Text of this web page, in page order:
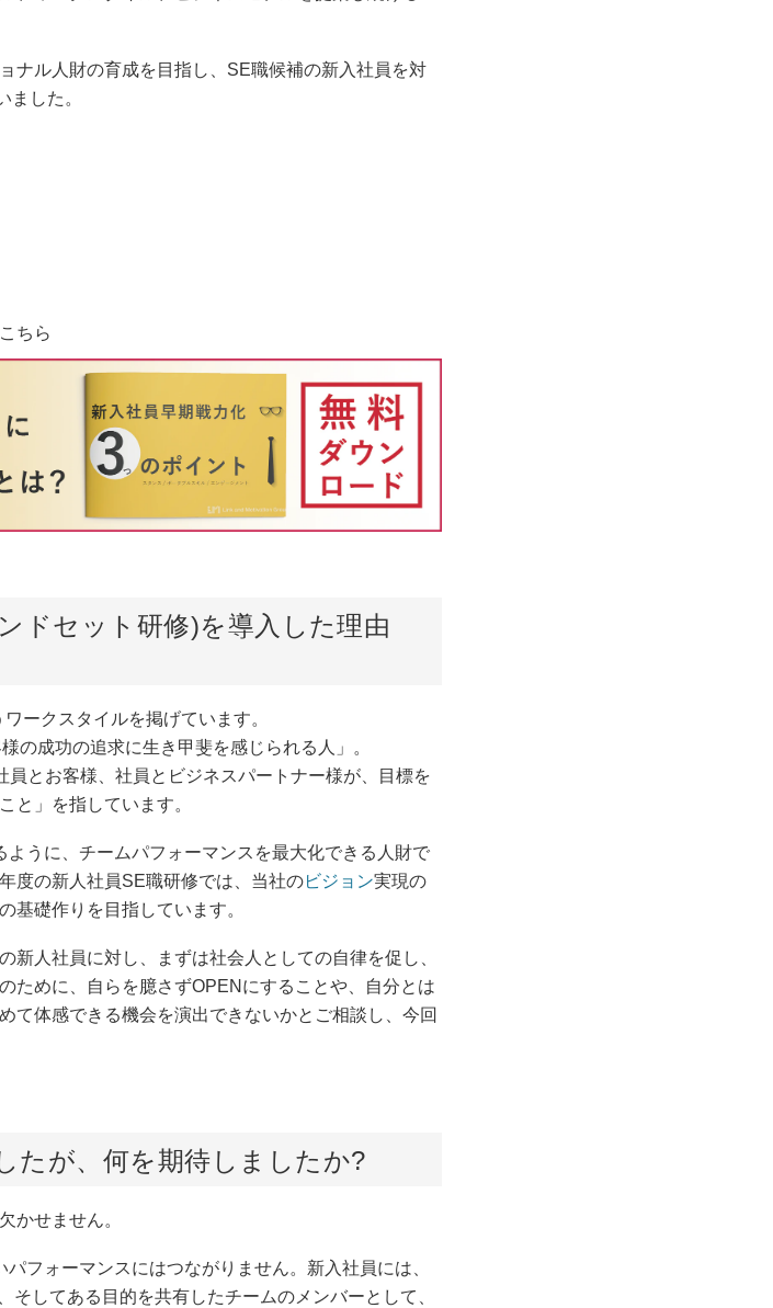
ナル人財の育成を目指し、SE職候補の新入社員を対
した。
ちら
ドセット研修)を導入した理由
ークスタイルを掲げています。
の成功の追求に生き甲斐を感じられる人」。
員とお客様、社員とビジネスパートナー様が、目標を
と」を指しています。
うに、チームパフォーマンスを最大化できる人財で
度の新人社員SE職研修では、当社のビジョン実現の
基礎作りを目指しています。
新人社員に対し、まずは社会人としての自律を促し、
ために、自らを臆さずOPENにすることや、自分とは
て体感できる機会を演出できないかとご相談し、今回
たが、何を期待しましたか?
かせません。
フォーマンスにはつながりません。新入社員には、
してある目的を共有したチームのメンバーとして、